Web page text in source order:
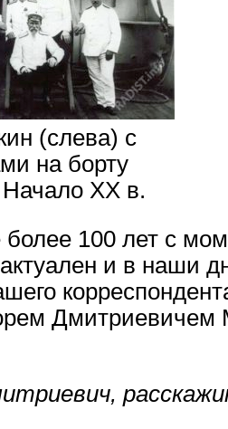
(слева) с
на борту
XX в.
100 лет с
и в наши